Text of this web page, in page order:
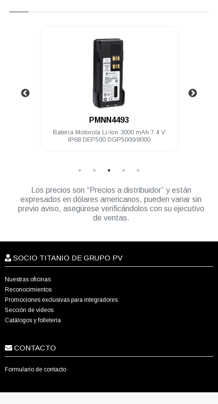
.
PMNN4493
Batería Motorola Li-Ion 3000 mAh 7.4 V
IP68 DEP500 DGP5000/8000
Los precios son “Precios a distribuidor” y están
expresados en dólares americanos, pueden variar sin
previo aviso, asegúrese verificándolos con su ejecutivo
de ventas.
SOCIO TITANIO DE GRUPO PV
Nuestras oficinas
Reconocimientos
Promociones exclusivas para integradores
Sección de videos
Catálogos y folletería
CONTACTO
Formulario de contacto